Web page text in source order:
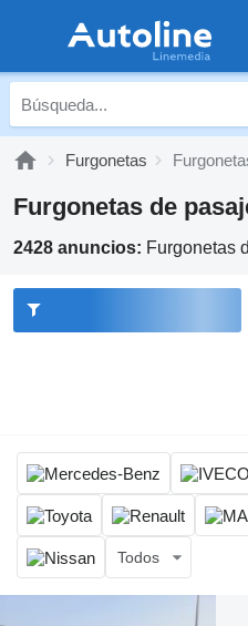
Furgonetas
Furgonetas de
2428 anuncios: Furgonetas
Todos